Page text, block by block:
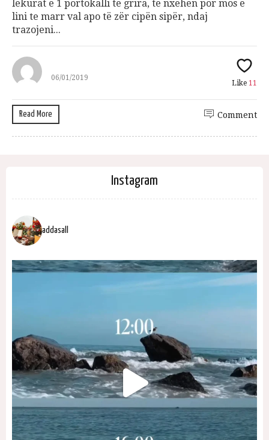
lëkurat e 1 portokalli të grira, të nxehen por mos e
lini te marr val apo të zër cipën sipër, ndaj
trazojeni...
06/01/2019
Like 11
Read More Comment
Instagram
addasall